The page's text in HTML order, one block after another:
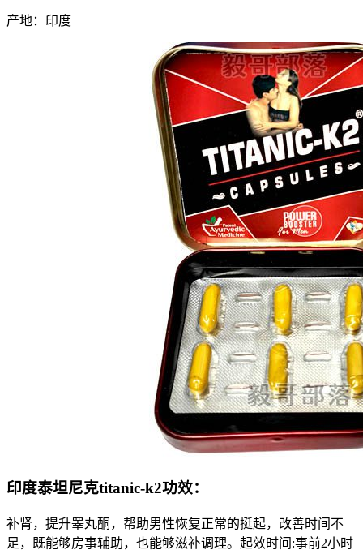
产地：印度
印度泰坦尼克titanic-k2功效：
补肾，提升睾丸酮，帮助男性恢复正常的挺起，改善时间不
足，既能够房事辅助，也能够滋补调理。起效时间:事前2小时